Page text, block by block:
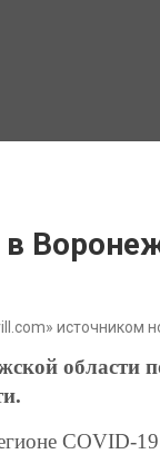
источником
области
COVID-